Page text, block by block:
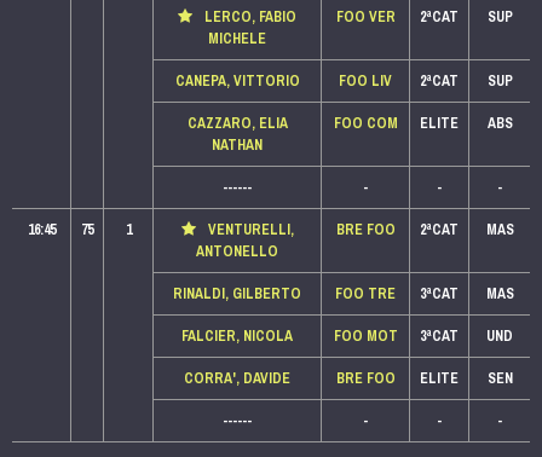
LERCO, FABIO
MICHELE
FOO VER 2ªCAT SUP
CANEPA, VITTORIO FOO LIV 2ªCAT
SUP
CAZZARO, ELIA
NATHAN
FOO COM ELITE ABS
------ - -
-
16:45
75 1
VENTURELLI,
ANTONELLO
BRE FOO 2ªCAT MAS
RINALDI, GILBERTO FOO TRE 3ªCAT
MAS
FALCIER, NICOLA
FOO MOT 3ªCAT
UND
CORRA', DAVIDE
BRE FOO ELITE
SEN
------
- - -